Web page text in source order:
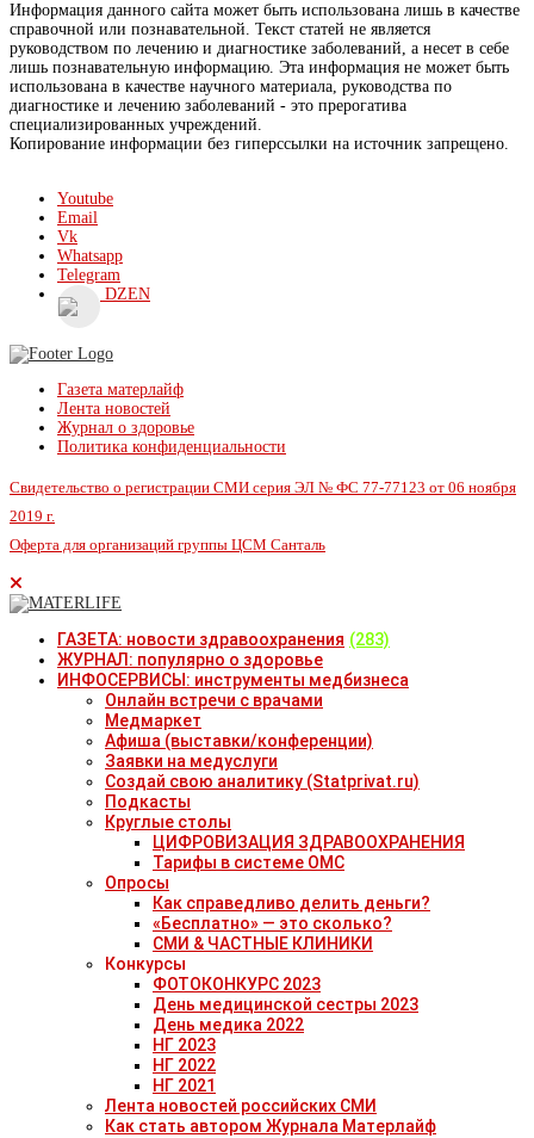
Информация данного сайта может быть использована лишь в качестве
справочной или познавательной. Текст статей не является
руководством по лечению и диагностике заболеваний, а несет в себе
лишь познавательную информацию. Эта информация не может быть
использована в качестве научного материала, руководства по
диагностике и лечению заболеваний - это прерогатива
специализированных учреждений.
Копирование информации без гиперссылки на источник запрещено.
Youtube
Email
Vk
Whatsapp
Telegram
DZEN
Газета матерлайф
Лента новостей
Журнал о здоровье
Политика конфиденциальности
Свидетельство о регистрации СМИ серия ЭЛ № ФС 77-77123 от 06 ноября
2019 г.
Оферта для организаций группы ЦСМ Санталь
ГАЗЕТА: новости здравоохранения (283)
ЖУРНАЛ: популярно о здоровье
ИНФОСЕРВИСЫ: инструменты медбизнеса
Онлайн встречи с врачами
Медмаркет
Афиша (выставки/конференции)
Заявки на медуслуги
Создай свою аналитику (Statprivat.ru)
Подкасты
Круглые столы
ЦИФРОВИЗАЦИЯ ЗДРАВООХРАНЕНИЯ
Тарифы в системе ОМС
Опросы
Как справедливо делить деньги?
«Бесплатно» — это сколько?
СМИ & ЧАСТНЫЕ КЛИНИКИ
Конкурсы
ФОТОКОНКУРС 2023
День медицинской сестры 2023
День медика 2022
НГ 2023
НГ 2022
НГ 2021
Лента новостей российских СМИ
Как стать автором Журнала Матерлайф